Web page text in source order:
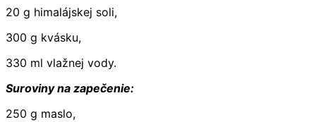
20 g himalájskej soli,
300 g kvásku,
330 ml vlažnej vody.
Suroviny na zapečenie:
250 g maslo,